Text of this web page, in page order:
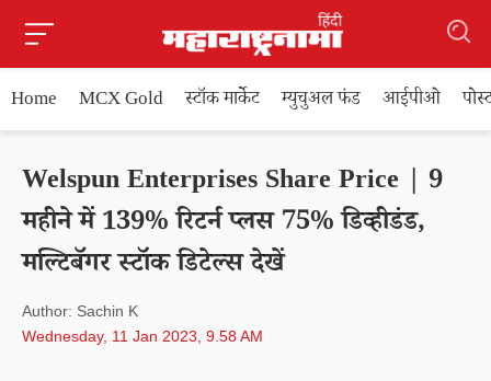
Home MCX Gold स्टॉक मार्केट म्युचुअल फंड आईपीओ
Welspun Enterprises Share Price | 9
महीने में 139% रिटर्न प्लस 75% डिव्हीडंड,
मल्टिबॅगर स्टॉक डिटेल्स देखें
Author: Sachin K
Wednesday, 11 Jan 2023, 9.58 AM